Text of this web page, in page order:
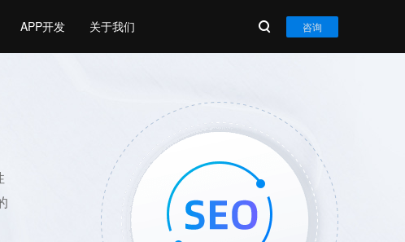
APP开发 关于我们 咨询